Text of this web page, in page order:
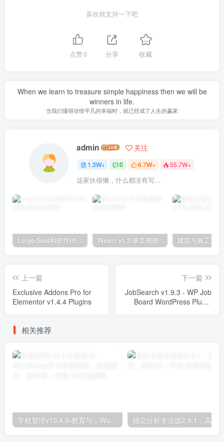
喜欢就支持一下吧
点赞0 分享 收藏
When we learn to treasure simple happiness then we will be
winners in life.
当我们懂得珍惜平凡的幸福时，就已经成了人生的赢家
admin 关注
1.3W+ 0 6.7W+ 55.7W+
这家伙很懒，什么都没有写...
Lonyo-Sass和软件Html模板 Wexim v1.3-单页视差
上一篇
Exclusive Addons Pro for
Elementor v1.4.4 Plugins
下一篇
JobSearch v1.9.3 - WP Job
Board WordPress Plugin
相关推荐
学校管理v10.4.9-教育与；WordPress学习管理系统；高级脚本、插件和；手机